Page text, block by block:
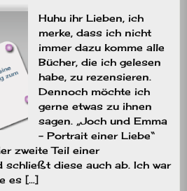
Huhu ihr Lieben, ich
merke, dass ich nicht
immer dazu komme alle
Bücher, die ich gelesen
habe, zu rezensieren.
Dennoch möchte ich
gerne etwas zu ihnen
sagen. „Joch und Emma
– Portrait einer Liebe“
zweite Teil einer
schließt diese auch ab. Ich war
es […]